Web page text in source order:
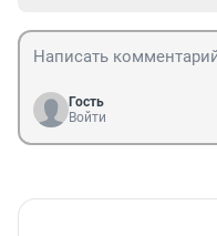
Гость
Войти